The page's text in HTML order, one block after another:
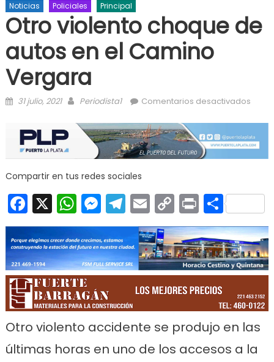
Noticias Policiales Principal
Otro violento choque de
autos en el Camino
Vergara
Posted on
31 julio, 2021 Author
Periodista1 Comentarios desactivados
de
autos
Compartir en tus redes sociales
Facebook
X WhatsApp
Messenger
Telegram
EmailCopy
Link
Print
Otro violento accidente se produjo en las
últimas horas en uno de los accesos a la